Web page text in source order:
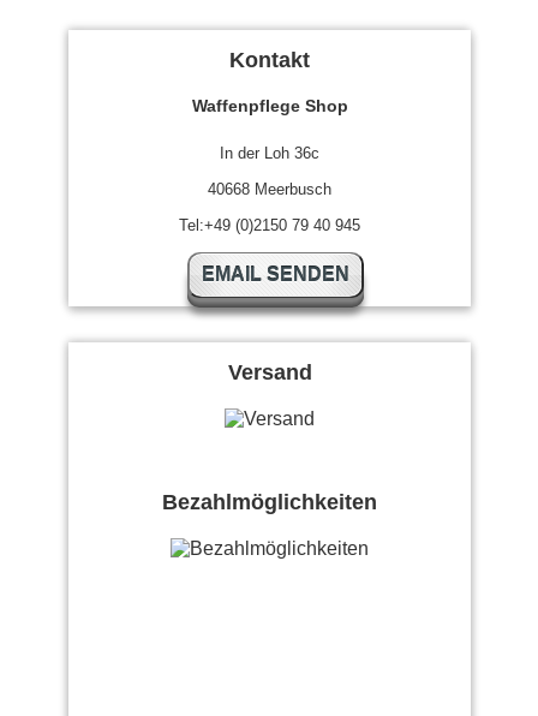
Kontakt
Waffenpflege Shop
In der Loh 36c
40668 Meerbusch
Tel:+49 (0)2150 79 40 945
EMAIL SENDEN
Versand
Bezahlmöglichkeiten